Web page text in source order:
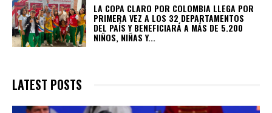
LA COPA CLARO POR COLOMBIA LLEGA POR
PRIMERA VEZ A LOS 32 DEPARTAMENTOS
DEL PAÍS Y BENEFICIARÁ A MÁS DE 5.200
NIÑOS, NIÑAS Y...
LATEST POSTS